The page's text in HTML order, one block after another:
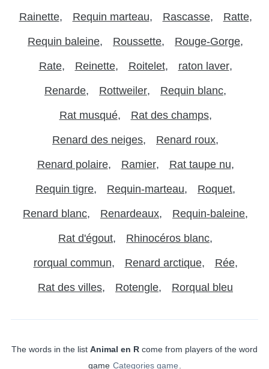
Rainette Requin marteau Rascasse Ratte
Requin baleine Roussette Rouge-Gorge
Rate Reinette Roitelet raton laver
Renarde Rottweiler Requin blanc
Rat musqué Rat des champs
Renard des neiges Renard roux
Renard polaire Ramier Rat taupe nu
Requin tigre Requin-marteau Roquet
Renard blanc Renardeaux Requin-baleine
Rat d'égout Rhinocéros blanc
rorqual commun Renard arctique Rée
Rat des villes Rotengle Rorqual bleu
The words in the list Animal en R come from players of the word
game Categories game